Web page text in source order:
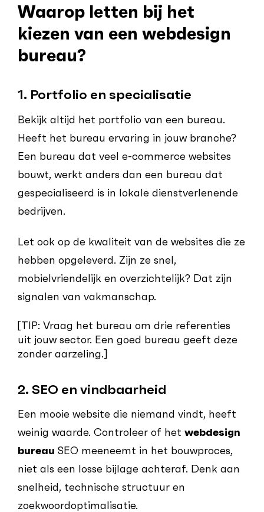
Waarop letten bij het
kiezen van een webdesign
bureau?
1. Portfolio en specialisatie
Bekijk altijd het portfolio van een bureau.
Heeft het bureau ervaring in jouw branche?
Een bureau dat veel e-commerce websites
bouwt, werkt anders dan een bureau dat
gespecialiseerd is in lokale dienstverlenende
bedrijven.
Let ook op de kwaliteit van de websites die ze
hebben opgeleverd. Zijn ze snel,
mobielvriendelijk en overzichtelijk? Dat zijn
signalen van vakmanschap.
[TIP: Vraag het bureau om drie referenties
uit jouw sector. Een goed bureau geeft deze
zonder aarzeling.]
2. SEO en vindbaarheid
Een mooie website die niemand vindt, heeft
weinig waarde. Controleer of het webdesign
bureau SEO meeneemt in het bouwproces,
niet als een losse bijlage achteraf. Denk aan
snelheid, technische structuur en
zoekwoordoptimalisatie.